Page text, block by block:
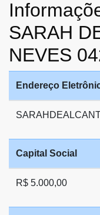
SARAH
NEVES
Endereço
Capital Social
R$ 5.000,00